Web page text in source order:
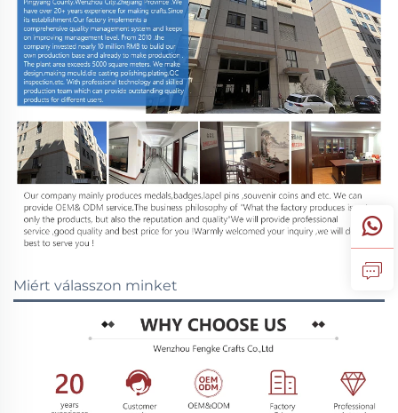
Miért válasszon minket